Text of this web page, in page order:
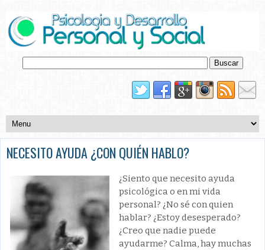
NECESITO AYUDA ¿CON QUIÉN HABLO?
¿Siento que necesito ayuda
psicológica o en mi vida
personal? ¿No sé con quien
hablar? ¿Estoy desesperado?
¿Creo que nadie puede
ayudarme? Calma, hay muchas